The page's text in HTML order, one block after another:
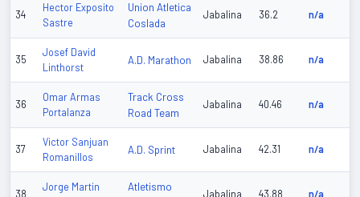
34
Hector Exposito
Sastre
Union Atletica
Coslada
Jabalina 36.2 n/a
35
Josef David
Linthorst
A.D. Marathon Jabalina 38.86 n/a
36
Omar Armas
Portalanza
Track Cross
Road Team
Jabalina 40.46 n/a
37
Victor Sanjuan
Romanillos
A.D. Sprint Jabalina 42.31 n/a
38
Jorge Martin
Atletismo
Jabalina 43.88 n/a